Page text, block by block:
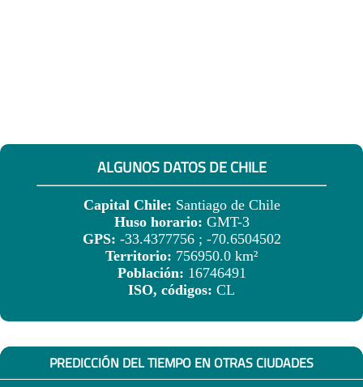
ALGUNOS DATOS DE CHILE
Capital Chile: Santiago de Chile
Huso horario: GMT-3
GPS: -33.4377756 ; -70.6504502
Territorio: 756950.0 km²
Población: 16746491
ISO, códigos: CL
PREDICCIÓN DEL TIEMPO EN OTRAS CIUDADES